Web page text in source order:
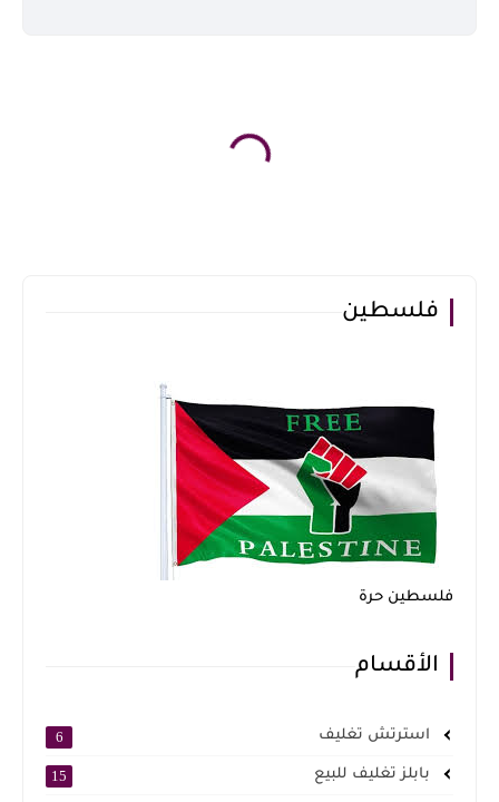
فلسطين
فلسطين حرة
الأقسام
استرتش تغليف 6
بابلز تغليف للبيع 15